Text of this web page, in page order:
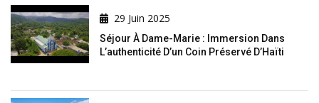
29 Juin 2025
Séjour À Dame-Marie : Immersion Dans
L’authenticité D’un Coin Préservé D’Haïti